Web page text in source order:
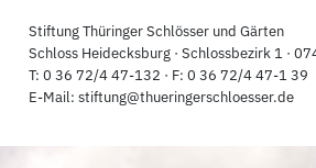
Stiftung Thüringer Schlösser und Gärten
Schloss Heidecksburg · Schlossbezirk 1 ·
T: 0 36 72/4 47-132 · F: 0 36 72/4 47-1 39
E-Mail: stiftung@thueringerschloesser.de